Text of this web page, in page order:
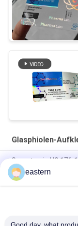
Glasphiolen-
Somatropin HG 176-
Etiketten
Tren-Acetat-
eastern